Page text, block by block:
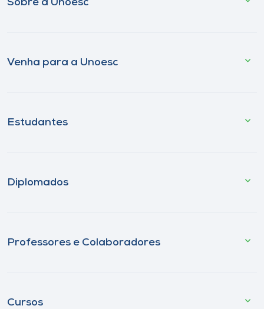
Sobre a Unoesc
Venha para a Unoesc
Estudantes
Diplomados
Professores e Colaboradores
Cursos